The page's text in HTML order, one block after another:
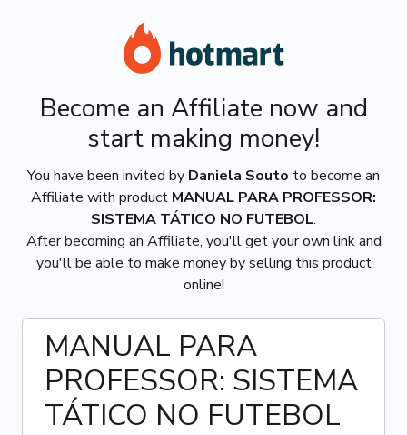
Become an Affiliate now and
start making money!
You have been invited by Daniela Souto to become an
Affiliate with product MANUAL PARA PROFESSOR:
SISTEMA TÁTICO NO FUTEBOL.
After becoming an Affiliate, you'll get your own link and
you'll be able to make money by selling this product
online!
MANUAL PARA
PROFESSOR: SISTEMA
TÁTICO NO FUTEBOL